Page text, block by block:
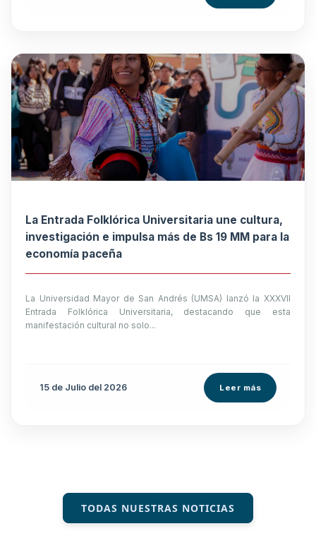
La Entrada Folklórica Universitaria une cultura,
investigación e impulsa más de Bs 19 MM para la
economía paceña
La Universidad Mayor de San Andrés (UMSA) lanzó la XXXVII
Entrada Folklórica Universitaria, destacando que esta
manifestación cultural no solo...
15 de Julio del 2026 Leer más
TODAS NUESTRAS NOTICIAS